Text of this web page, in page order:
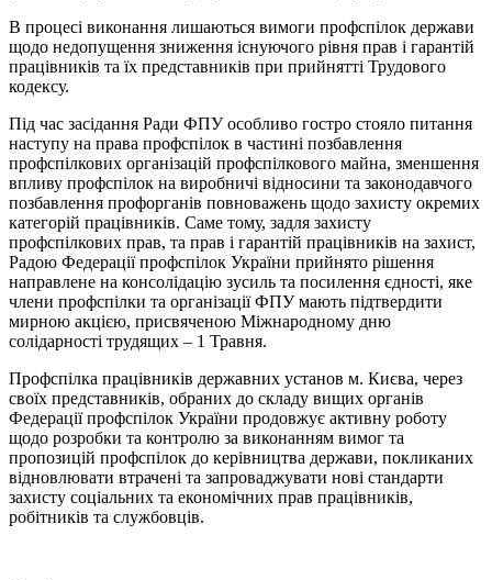
В процесі виконання лишаються вимоги профспілок держави
щодо недопущення зниження існуючого рівня прав і гарантій
працівників та їх представників при прийнятті Трудового
кодексу.
Під час засідання Ради ФПУ особливо гостро стояло питання
наступу на права профспілок в частині позбавлення
профспілкових організацій профспілкового майна, зменшення
впливу профспілок на виробничі відносини та законодавчого
позбавлення профорганів повноважень щодо захисту окремих
категорій працівників. Саме тому, задля захисту
профспілкових прав, та прав і гарантій працівників на захист,
Радою Федерації профспілок України прийнято рішення
направлене на консолідацію зусиль та посилення єдності, яке
члени профспілки та організації ФПУ мають підтвердити
мирною акцією, присвяченою Міжнародному дню
солідарності трудящих – 1 Травня.
Профспілка працівників державних установ м. Києва, через
своїх представників, обраних до складу вищих органів
Федерації профспілок України продовжує активну роботу
щодо розробки та контролю за виконанням вимог та
пропозицій профспілок до керівництва держави, покликаних
відновлювати втрачені та запроваджувати нові стандарти
захисту соціальних та економічних прав працівників,
робітників та службовців.